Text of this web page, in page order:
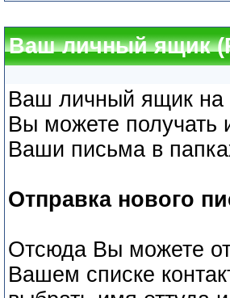
Ваш личный ящик
Ваш личный ящик на
Вы можете получать
Ваши письма в
Отправка нового
Отсюда Вы можете
Вашем списке